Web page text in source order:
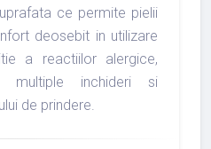
ce permite pielii
deosebit in utilizare
a reactiilor alergice,
multiple inchideri si
de prindere.